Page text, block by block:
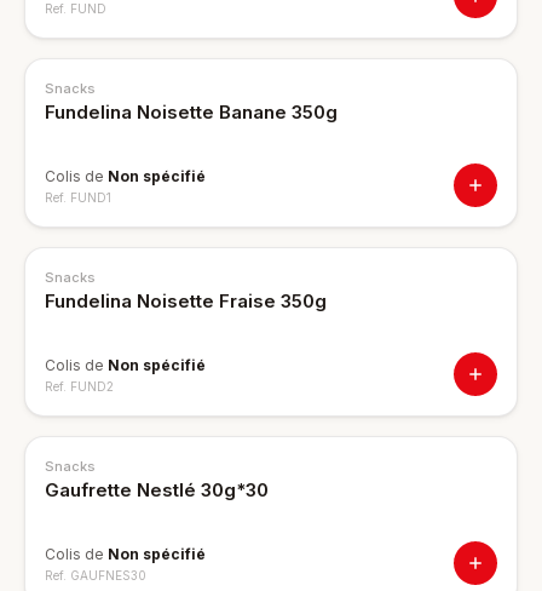
Ref. FUND
Snacks
Fundelina Noisette Banane 350g
Colis de Non spécifié
Ref. FUND1
Snacks
Fundelina Noisette Fraise 350g
Colis de Non spécifié
Ref. FUND2
Snacks
Gaufrette Nestlé 30g*30
Colis de Non spécifié
Ref. GAUFNES30